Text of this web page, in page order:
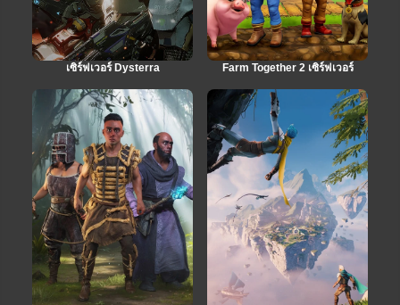
เซิร์ฟเวอร์ Dysterra Farm Together 2 เซิร์ฟเวอร์